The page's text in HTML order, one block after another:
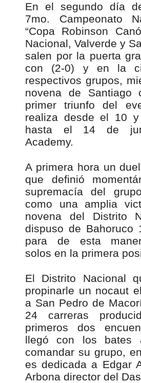
En el segundo día
7mo. Campeonato
“Copa Robinson
Nacional, Valverde y
salen por la puerta
con (2-0) y en la
respectivos grupos,
novena de Santiago
primer triunfo del
realiza desde el 10
hasta el 14 de
Academy.
A primera hora un
que definió
supremacía del
como una amplia
novena del Distrito
dispuso de Bahoruco
para de esta
solos en la primera
El Distrito Nacional
propinarle un nocaut
a San Pedro de
24 carreras
primeros dos
llegó con los bates
comandar su grupo,
es dedicada a Edgar
Arbona director del